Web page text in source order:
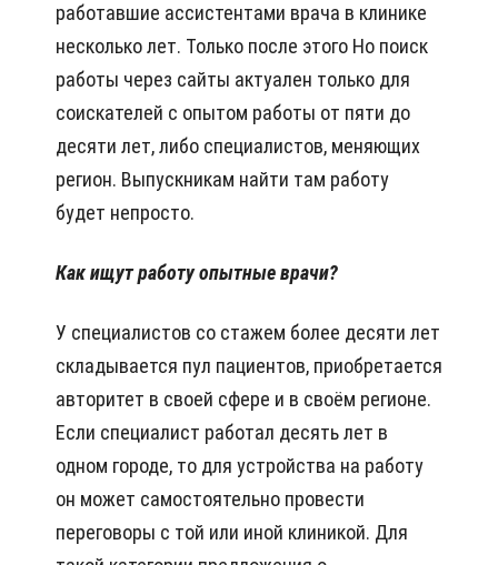
работавшие ассистентами врача в клинике
несколько лет. Только после этого Но поиск
работы через сайты актуален только для
соискателей с опытом работы от пяти до
десяти лет, либо специалистов, меняющих
регион. Выпускникам найти там работу
будет непросто.
Как ищут работу опытные врачи?
У специалистов со стажем более десяти лет
складывается пул пациентов, приобретается
авторитет в своей сфере и в своём регионе.
Если специалист работал десять лет в
одном городе, то для устройства на работу
он может самостоятельно провести
переговоры с той или иной клиникой. Для